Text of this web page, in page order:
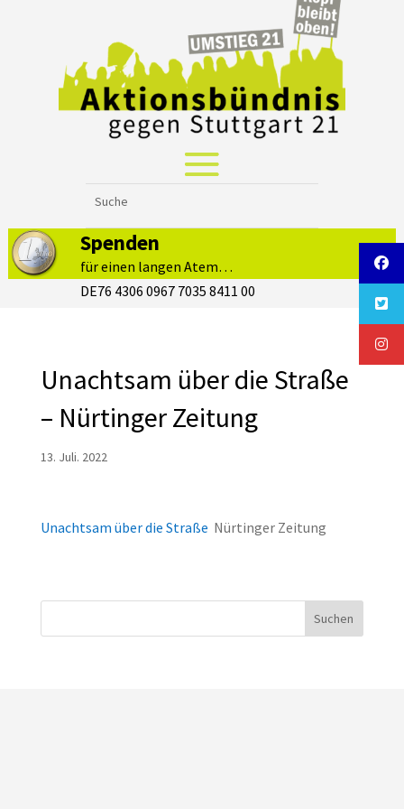
Spenden
für einen langen Atem…
DE76 4306 0967 7035 8411 00
Unachtsam über die Straße
– Nürtinger Zeitung
13. Juli. 2022
Unachtsam über die Straße Nürtinger Zeitung
Suchen